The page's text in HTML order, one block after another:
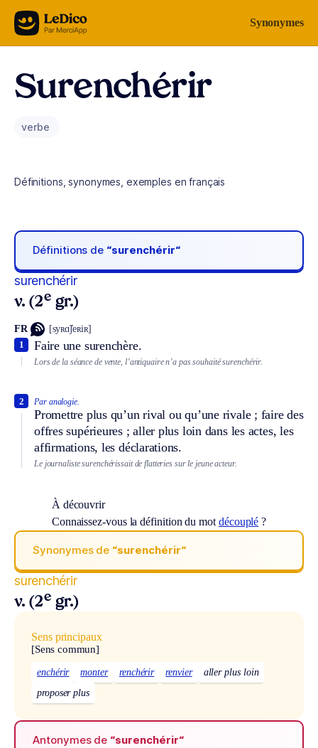
Aller au contenu Synonymes
Surenchérir
verbe
Définitions, synonymes, exemples en français
Définitions de “surenchérir“
surenchérir
v. (2e gr.)
FR [syʀɑ̃ʃeʀiʀ]
Faire une surenchère.
1
Lors de la séance de vente, l’antiquaire n’a pas souhaité surenchérir.
Par analogie.
Promettre plus qu’un rival ou qu’une rivale ; faire des
offres supérieures ; aller plus loin dans les actes, les
affirmations, les déclarations.
2
Le journaliste surenchérissait de flatteries sur le jeune acteur.
À découvrir
Connaissez-vous la définition du mot découplé ?
Synonymes de “surenchérir“
surenchérir
v. (2e gr.)
Sens principaux
[Sens commun]
enchérir monter renchérir renvier
aller plus loin
proposer plus
Antonymes de “surenchérir“